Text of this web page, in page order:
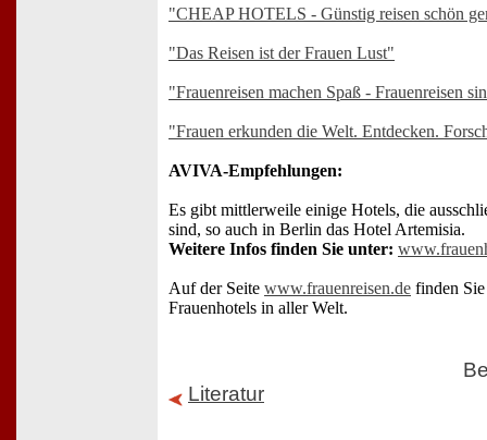
"CHEAP HOTELS - Günstig reisen schön
"Das Reisen ist der Frauen Lust"
"Frauenreisen machen Spaß - Frauenreisen
"Frauen erkunden die Welt. Entdecken.
AVIVA-Empfehlungen:
Es gibt mittlerweile einige Hotels, die
sind, so auch in Berlin das Hotel Artemisia.
Weitere Infos finden Sie unter:
Auf der Seite www.frauenreisen.de finden
Frauenhotels in aller Welt.
Literatur